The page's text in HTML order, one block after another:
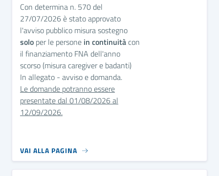
Con determina n. 570 del
27/07/2026 è stato approvato
l'avviso pubblico misura sostegno
solo per le persone in continuità con
il finanziamento FNA dell'anno
scorso (misura caregiver e badanti)
In allegato - avviso e domanda.
Le domande potranno essere
presentate dal 01/08/2026 al
12/09/2026.
VAI ALLA PAGINA